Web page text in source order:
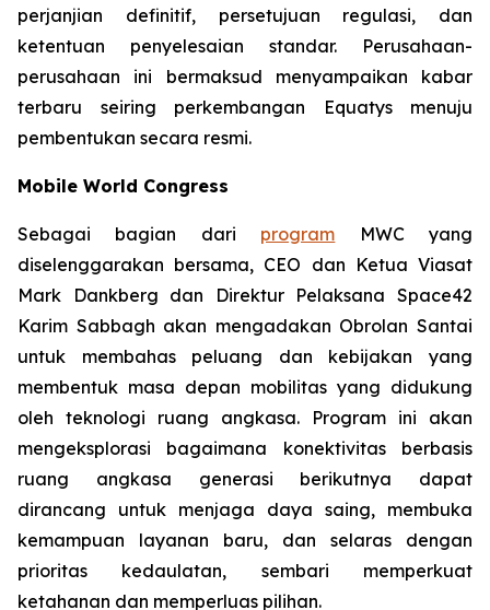
perjanjian definitif, persetujuan regulasi, dan
ketentuan penyelesaian standar. Perusahaan-
perusahaan ini bermaksud menyampaikan kabar
terbaru seiring perkembangan Equatys menuju
pembentukan secara resmi.
Mobile World Congress
Sebagai bagian dari program MWC yang
diselenggarakan bersama, CEO dan Ketua Viasat
Mark Dankberg dan Direktur Pelaksana Space42
Karim Sabbagh akan mengadakan Obrolan Santai
untuk membahas peluang dan kebijakan yang
membentuk masa depan mobilitas yang didukung
oleh teknologi ruang angkasa. Program ini akan
mengeksplorasi bagaimana konektivitas berbasis
ruang angkasa generasi berikutnya dapat
dirancang untuk menjaga daya saing, membuka
kemampuan layanan baru, dan selaras dengan
prioritas kedaulatan, sembari memperkuat
ketahanan dan memperluas pilihan.